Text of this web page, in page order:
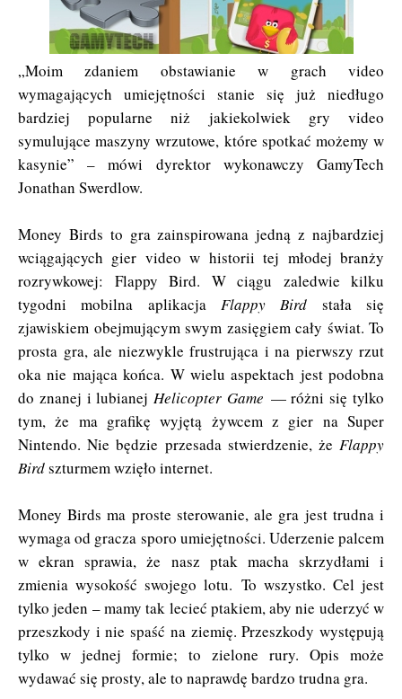
„Moim zdaniem obstawianie w grach video
wymagających umiejętności stanie się już niedługo
bardziej popularne niż jakiekolwiek gry video
symulujące maszyny wrzutowe, które spotkać możemy w
kasynie” – mówi dyrektor wykonawczy GamyTech
Jonathan Swerdlow.
Money Birds to gra zainspirowana jedną z najbardziej
wciągających gier video w historii tej młodej branży
rozrywkowej: Flappy Bird. W ciągu zaledwie kilku
tygodni mobilna aplikacja Flappy Bird stała się
zjawiskiem obejmującym swym zasięgiem cały świat. To
prosta gra, ale niezwykle frustrująca i na pierwszy rzut
oka nie mająca końca. W wielu aspektach jest podobna
do znanej i lubianejHelicopter Game — różni się tylko
tym, że ma grafikę wyjętą żywcem z gier na Super
Nintendo. Nie będzie przesada stwierdzenie, że Flappy
Birdszturmem wzięło internet.
Money Birds ma proste sterowanie, ale gra jest trudna i
wymaga od gracza sporo umiejętności. Uderzenie palcem
w ekran sprawia, że nasz ptak macha skrzydłami i
zmienia wysokość swojego lotu. To wszystko. Cel jest
tylko jeden – mamy tak lecieć ptakiem, aby nie uderzyć w
przeszkody i nie spaść na ziemię. Przeszkody występują
tylko w jednej formie; to zielone rury. Opis może
wydawać się prosty, ale to naprawdę bardzo trudna gra.